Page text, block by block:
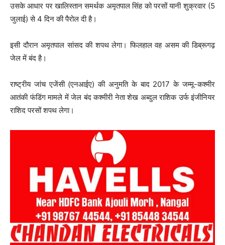
उसके आधार पर खालिस्तान समर्थक अमृतपाल सिंह को परसों यानी शुक्रवार (5
जुलाई) से 4 दिन की पैरोल दी है।
इसी दौरान अमृतपाल सांसद की शपथ लेगा। फिलहाल वह असम की डिब्रूगढ़
जेल में बंद है।
राष्ट्रीय जांच एजेंसी (एनआईए) की अनुमति के बाद 2017 के जम्मू-कश्मीर
आतंकी फंडिंग मामले में जेल बंद कश्मीरी नेता शेख अब्दुल राशिक उर्फ इंजीनियर
राशिद परसों शपथ लेगा।